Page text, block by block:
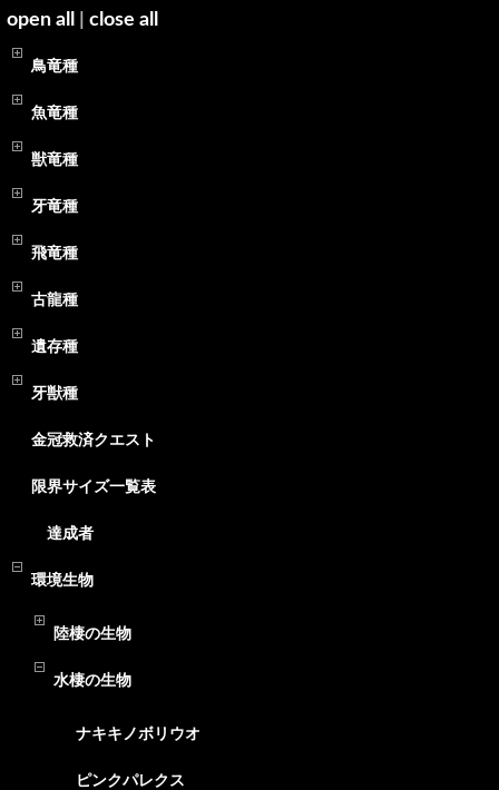
open all close all
鳥竜種
魚竜種
獣竜種
牙竜種
飛竜種
古龍種
遺存種
牙獣種
金冠救済クエスト
限界サイズ一覧表
達成者
環境生物
陸棲の生物
水棲の生物
ナキキノボリウオ
ピンクパレクス